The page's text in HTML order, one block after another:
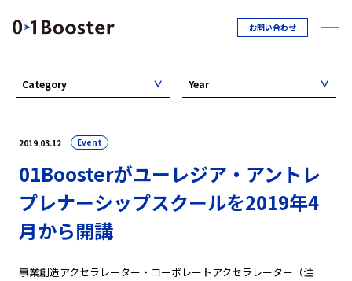
お問い合わせ
2019.03.12 Event
01Boosterがユーレジア・アントレ
プレナーシップスクールを2019年4
月から開講
事業創造アクセラレーター・コーポレートアクセラレーター（注
Category Year